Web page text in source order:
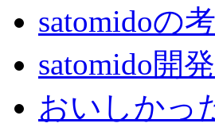
satomidoの
satomido開発
おいしかっ